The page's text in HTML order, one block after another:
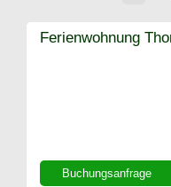
Buchungsanfrage
Ferienwohnung